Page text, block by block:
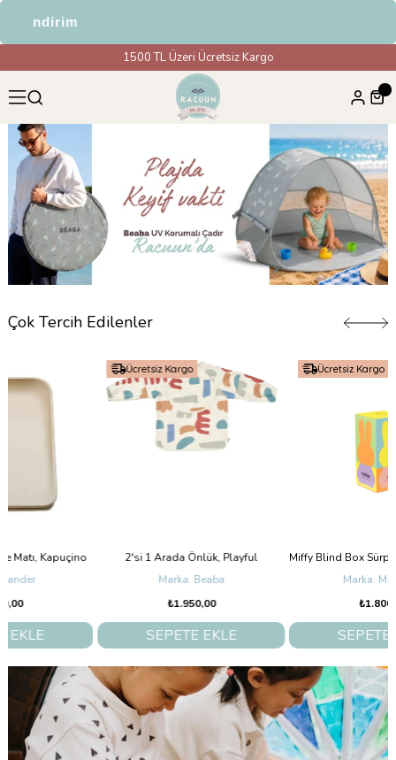
1500 TL Üzeri Ücretsiz Kargo
Çok Tercih Edilenler
2'si 1 Arada Önlük, Playful
SEPETE EKLE
Miffy Blind Box Sürpriz Renkli Mini Lamba
SEPETE EKLE
Ücretsiz Kargo